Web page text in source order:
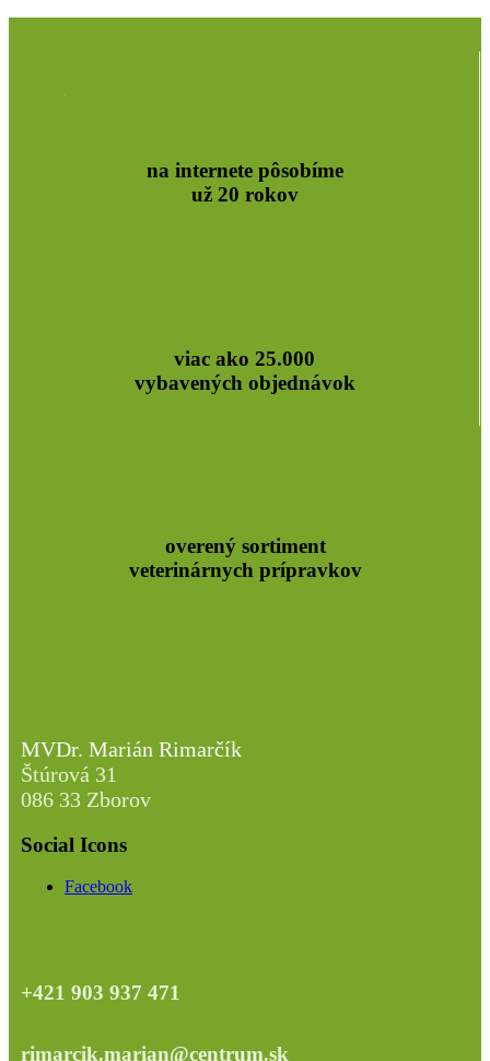
na internete pôsobíme
už 20 rokov
viac ako 25.000
vybavených objednávok
overený sortiment
veterinárnych prípravkov
MVDr. Marián Rimarčík
Štúrová 31
086 33 Zborov
Social Icons
Facebook
+421 903 937 471
rimarcik.marian@centrum.sk